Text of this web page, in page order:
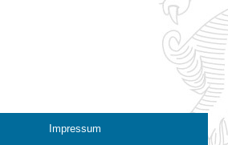
Impressum